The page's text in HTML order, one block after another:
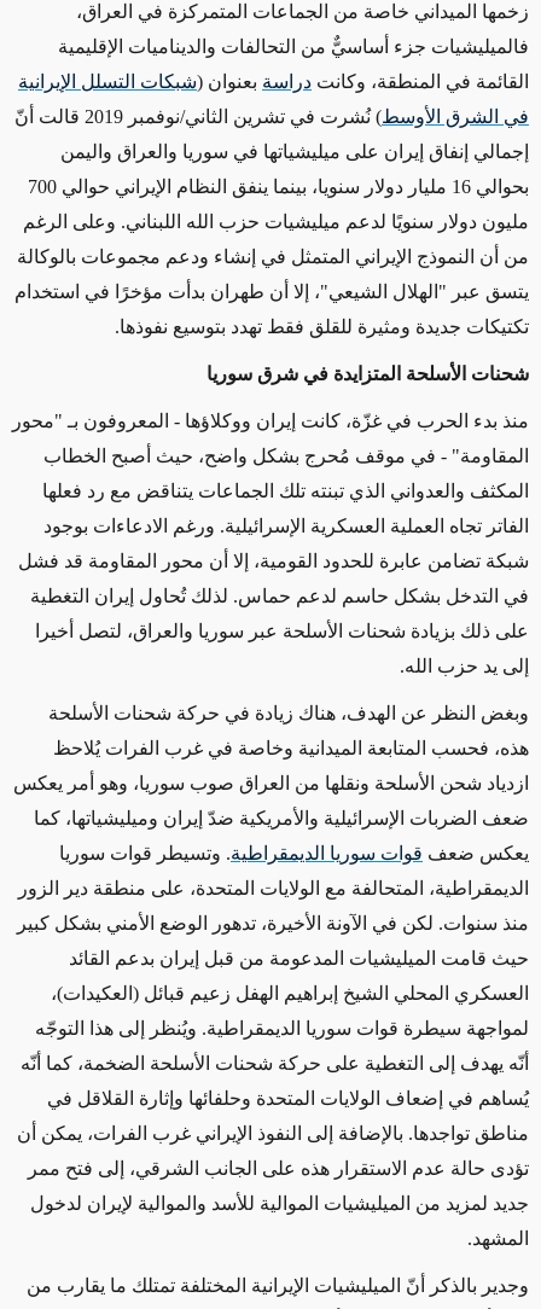
زخمها الميداني خاصة من الجماعات المتمركزة في العراق،
فالميليشيات جزء أساسيٌّ من التحالفات والديناميات الإقليمية
القائمة في المنطقة، وكانت دراسةبعنوان (شبكات التسلل الإيرانية
في الشرق الأوسط
) نُشرت في تشرين الثاني/نوفمبر 2019 قالت أنّ
إجمالي إنفاق إيران على ميليشياتها في سوريا والعراق واليمن
بحوالي 16 مليار دولار سنويا، بينما ينفق النظام الإيراني حوالي 700
مليون دولار سنويًا لدعم ميليشيات حزب الله اللبناني. وعلى الرغم
من أن النموذجالإيراني المتمثل في إنشاء ودعم مجموعات بالوكالة
يتسق عبر "الهلال الشيعي"، إلا أن طهران بدأت مؤخرًا في استخدام
تكتيكات جديدة ومثيرة للقلق فقط تهدد بتوسيع نفوذها.
شحنات الأسلحة المتزايدة في شرق سوريا
منذ بدء الحرب في غزّة، كانت إيران ووكلاؤها - المعروفون بـ "محور
المقاومة" - في موقف مُحرج بشكل واضح، حيث أصبح الخطاب
المكثف والعدواني الذي تبنته تلك الجماعات يتناقض مع رد فعلها
الفاتر تجاه العملية العسكرية الإسرائيلية.ورغم الادعاءات بوجود
شبكة تضامن عابرة للحدود القومية، إلا أن محور المقاومة قد فشل
في التدخل بشكل حاسم لدعم حماس. لذلك تُحاول إيران التغطية
على ذلك بزيادة شحنات الأسلحة عبر سوريا والعراق، لتصل أخيرا
إلى يد حزب الله.
وبغض النظر عن الهدف، هناك زيادة في حركة شحنات الأسلحة
هذه، فحسب المتابعة الميدانية وخاصة في غرب الفرات يُلاحظ
ازدياد شحن الأسلحة ونقلها من العراق صوب سوريا، وهو أمر يعكس
ضعف الضربات الإسرائيلية والأمريكية ضدّ إيران وميليشياتها، كما
يعكس ضعف قوات سوريا الديمقراطية. وتسيطر قوات سوريا
الديمقراطية، المتحالفة مع الولايات المتحدة، على منطقة دير الزور
منذ سنوات. لكن في الآونة الأخيرة، تدهور الوضع الأمني بشكل كبير
حيث قامت الميليشيات المدعومة من قبل إيران بدعم القائد
العسكري المحلي الشيخ إبراهيم الهفل زعيم قبائل (العكيدات)،
لمواجهة سيطرة قوات سوريا الديمقراطية. ويُنظر إلى هذا التوجّه
أنّه يهدف إلى التغطية على حركة شحنات الأسلحة الضخمة، كما أنّه
يُساهم في إضعاف الولايات المتحدة وحلفائها وإثارة القلاقل في
مناطق تواجدها. بالإضافة إلى النفوذ الإيراني غرب الفرات، يمكن أن
تؤدى حالة عدم الاستقرار هذه على الجانب الشرقي، إلى فتح ممر
جديد لمزيد من الميليشيات الموالية للأسد والموالية لإيران لدخول
المشهد.
وجدير بالذكر أنّ الميليشيات الإيرانية المختلفة تمتلك ما يقارب من